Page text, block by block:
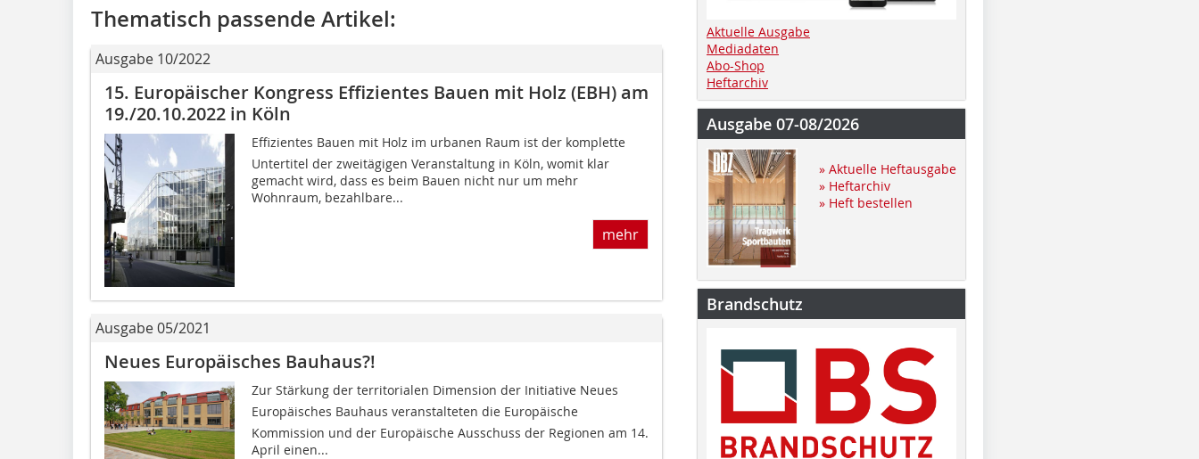
Thematisch passende Artikel:
Ausgabe 10/2022
15. Europäischer Kongress Effizientes Bauen mit Holz (EBH) am
19./20.10.2022 in Köln
Effizientes Bauen mit Holz im urbanen Raum ist der komplette
Untertitel der zweitägigen Veranstaltung in Köln, womit klar
gemacht wird, dass es beim Bauen nicht nur um mehr
Wohnraum, bezahlbare...
mehr
Ausgabe 05/2021
Neues Europäisches Bauhaus?!
Zur Stärkung der territorialen Dimension der Ini­tiative Neues
Europäisches Bauhaus veranstalteten die Europäische
Kommission und der Europäische Ausschuss der Regionen am 14.
April einen...
Aktuelle Ausgabe
Mediadaten
Abo-Shop
Heftarchiv
Ausgabe 07-08/2026
» Aktuelle Heftausgabe
» Heftarchiv
» Heft bestellen
Brandschutz